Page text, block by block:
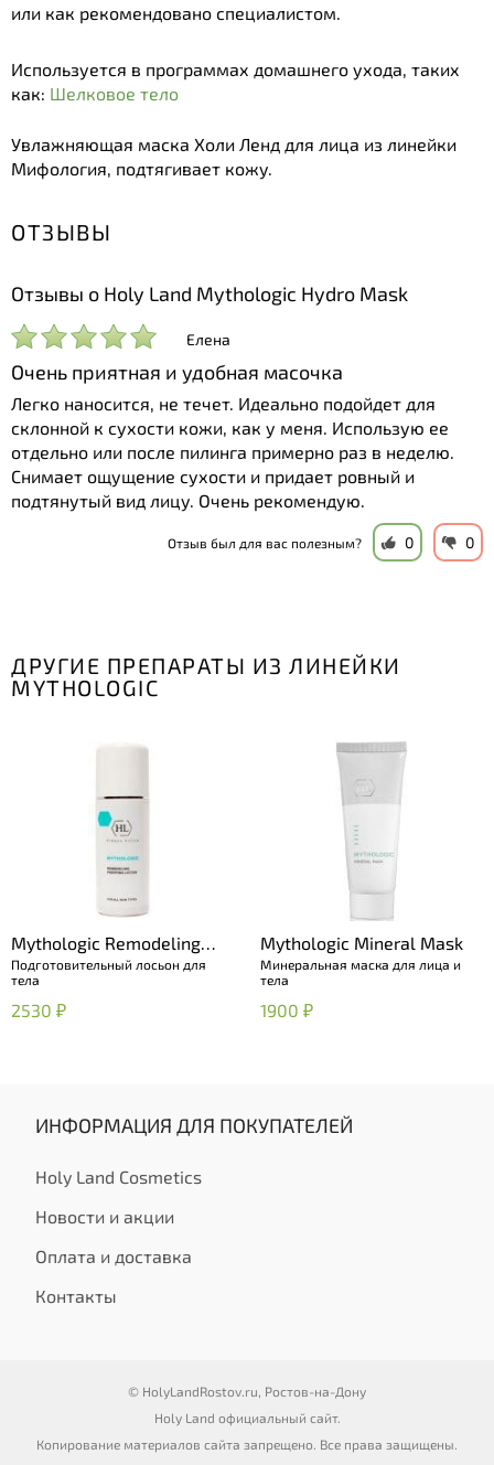
или как рекомендовано специалистом.
Используется в программах домашнего ухода, таких
как: Шелковое тело
Увлажняющая маска Холи Ленд для лица из линейки
Мифология, подтягивает кожу.
ОТЗЫВЫ
Отзывы о Holy Land Mythologic Hydro Mask
Елена
Очень приятная и удобная масочка
Легко наносится, не течет. Идеально подойдет для
склонной к сухости кожи, как у меня. Использую ее
отдельно или после пилинга примерно раз в неделю.
Снимает ощущение сухости и придает ровный и
подтянутый вид лицу. Очень рекомендую.
Отзыв был для вас полезным? 0 0
ДРУГИЕ ПРЕПАРАТЫ ИЗ ЛИНЕЙКИ
MYTHOLOGIC
Mythologic Remodeling
Prepping Lotion
Подготовительный лосьон для
тела
2530 ₽
Mythologic Mineral Mask
Минеральная маска для лица и
тела
1900 ₽
ИНФОРМАЦИЯ ДЛЯ ПОКУПАТЕЛЕЙ
Holy Land Cosmetics
Новости и акции
Оплата и доставка
Контакты
© HolyLandRostov.ru, Ростов-на-Дону
Holy Land официальный сайт.
Копирование материалов сайта запрещено. Все права защищены.